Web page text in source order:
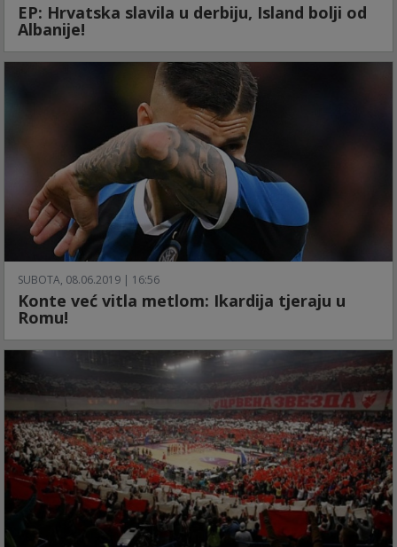
EP: Hrvatska slavila u derbiju, Island bolji od
Albanije!
SUBOTA, 08.06.2019 | 16:56
Konte već vitla metlom: Ikardija tjeraju u
Romu!